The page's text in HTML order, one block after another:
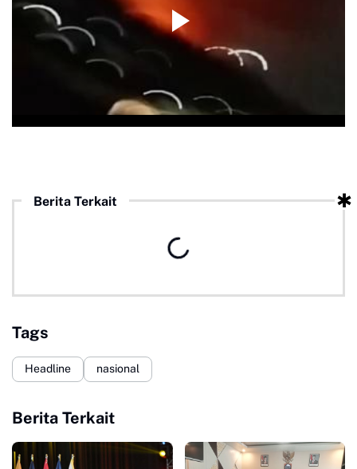
Berita Terkait
Tags
Headline nasional
Berita Terkait